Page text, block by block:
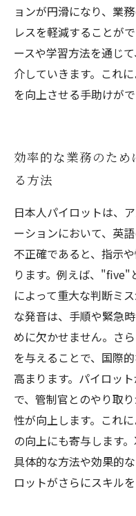
ョンが円滑になり、業
レスを軽減することが
ースや学習方法を通じ
介していきます。これ
を向上させる手助けがで
効率的な業務のた
る方法
日本人パイロットは、
ーションにおいて、英
不正確であると、指示
ります。例えば、
によって重大な判断ミ
な発音は、手順や緊急
めに欠かせません。さ
を与えることで、国際
高まります。パイロッ
で、管制官とのやり取
性が向上します。これ
の向上にも寄与します
具体的な方法や効果的
ロットがさらにスキル